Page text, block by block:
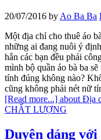
20/07/2016 by Ao Ba Ba
Một địa chỉ cho thuê áo
những ai đang nuôi ý
hẳn các bạn đều phải
mình bộ quần áo bà ba
tính đúng không nào?
cũng không phải nét nữ
[Read more...] about Địa
CHẤT LƯỢNG
Duyên dáng